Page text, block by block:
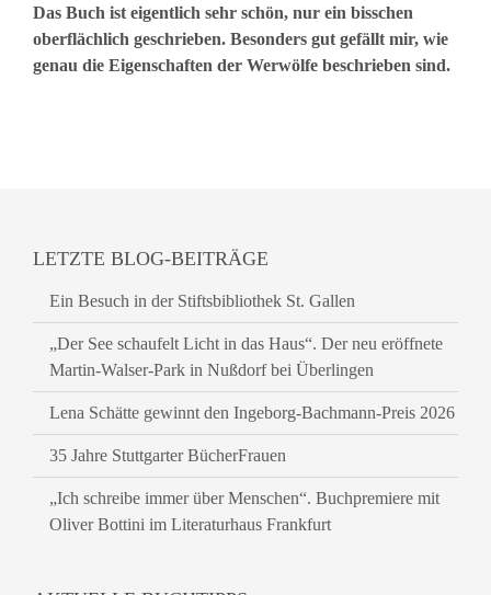
Das Buch ist eigentlich sehr schön, nur ein bisschen
oberflächlich geschrieben. Besonders gut gefällt mir, wie
genau die Eigenschaften der Werwölfe beschrieben sind.
LETZTE BLOG-BEITRÄGE
Ein Besuch in der Stiftsbibliothek St. Gallen
„Der See schaufelt Licht in das Haus“. Der neu eröffnete
Martin-Walser-Park in Nußdorf bei Überlingen
Lena Schätte gewinnt den Ingeborg-Bachmann-Preis 2026
35 Jahre Stuttgarter BücherFrauen
„Ich schreibe immer über Menschen“. Buchpremiere mit
Oliver Bottini im Literaturhaus Frankfurt